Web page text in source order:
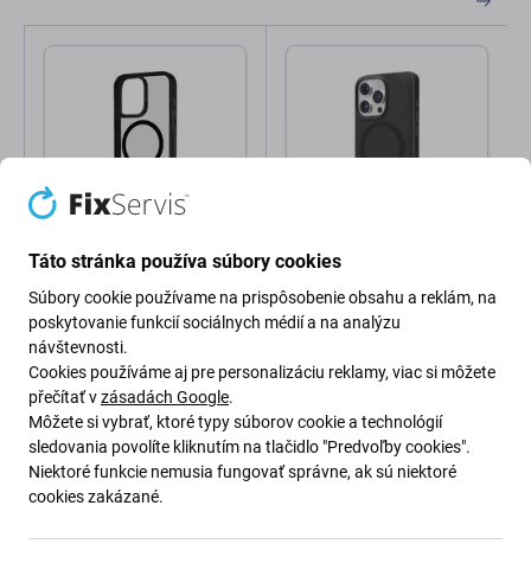
SBS
SBS - Puzdro Mag Frame
s MagSafe pre iPhone 16
Pro, čierna
23,98 €
Skladom
SBS
Mag s MagSafe pre
iPhone 16 Pro, čierna
Táto stránka používa súbory cookies
Súbory cookie používame na prispôsobenie obsahu a reklám, na
poskytovanie funkcií sociálnych médií a na analýzu
návštevnosti.
Cookies používáme aj pre personalizáciu reklamy, viac si môžete
přečítať vzásadách Google.
Môžete si vybrať, ktoré typy súborov cookie a technológií
sledovania povolíte kliknutím na tlačidlo "Predvoľby cookies".
Niektoré funkcie nemusia fungovať správne, ak sú niektoré
cookies zakázané.